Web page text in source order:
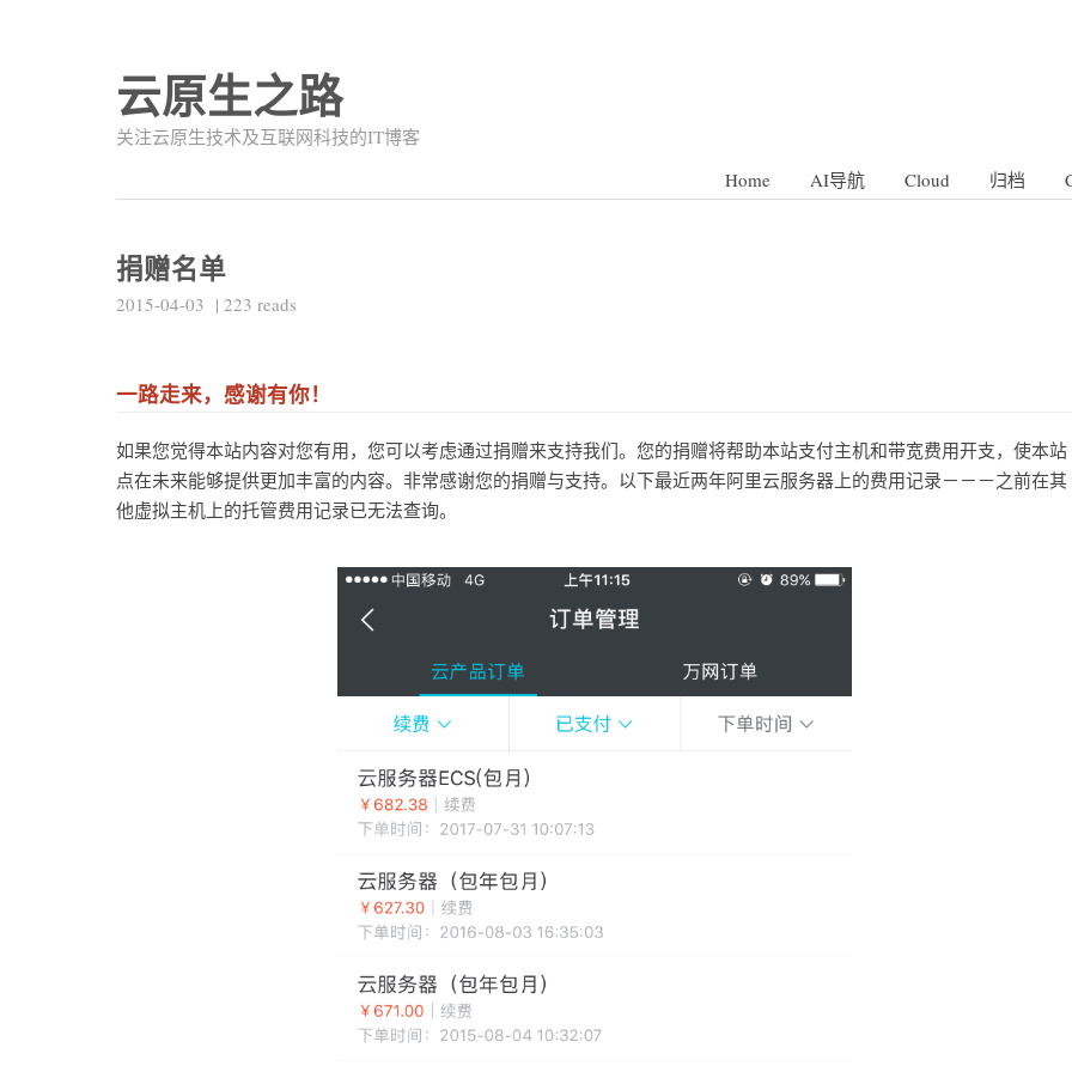
云原生之路
关注云原生技术及互联网科技的IT博客
Home
AI导航 Cloud 归档
捐赠名单
2015-04-03 | 223 reads
一路走来，感谢有你！
如果您觉得本站内容对您有用，您可以考虑通过捐赠来支持我们。您的捐赠将帮助本站支付主机和带宽费用开支，使本站
点在未来能够提供更加丰富的内容。非常感谢您的捐赠与支持。以下最近两年阿里云服务器上的费用记录－－－之前在其
他虚拟主机上的托管费用记录已无法查询。